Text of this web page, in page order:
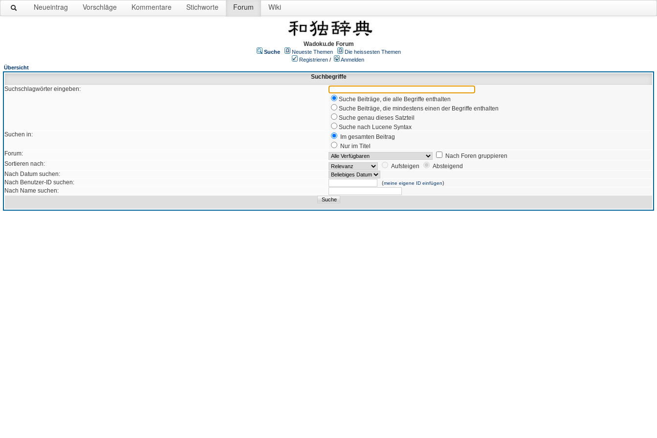
Neueintrag Vorschläge Kommentare Stichworte Forum Wiki
Wadoku.de Forum
Suche Neueste Themen
Die heissesten Themen
Registrieren /
Anmelden
Übersicht
Suchbegriffe
Suchschlagwörter eingeben:
Suche Beiträge, die alle Begriffe enthalten
Suche Beiträge, die mindestens einen der Begriffe enthalten
Suche genau dieses Satzteil
Suche nach Lucene Syntax
Suchen in:
Im gesamten Beitrag
Nur im Titel
Forum:
Nach Foren gruppieren
Sortieren nach:
Aufsteigen
Absteigend
Nach Datum suchen:
Nach Benutzer-ID suchen:
(meine eigene ID einfügen)
Nach Name suchen: